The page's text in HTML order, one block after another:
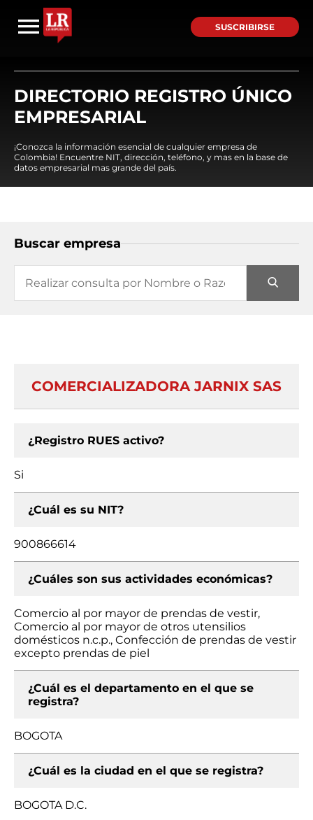
SUSCRIBIRSE
DIRECTORIO REGISTRO ÚNICO
EMPRESARIAL
¡Conozca la información esencial de cualquier empresa de
Colombia! Encuentre NIT, dirección, teléfono, y mas en la base de
datos empresarial mas grande del país.
Buscar empresa
COMERCIALIZADORA JARNIX SAS
¿Registro RUES activo?
Si
¿Cuál es su NIT?
900866614
¿Cuáles son sus actividades económicas?
Comercio al por mayor de prendas de vestir,
Comercio al por mayor de otros utensilios
domésticos n.c.p., Confección de prendas de vestir
excepto prendas de piel
¿Cuál es el departamento en el que se
registra?
BOGOTA
¿Cuál es la ciudad en el que se registra?
BOGOTA D.C.